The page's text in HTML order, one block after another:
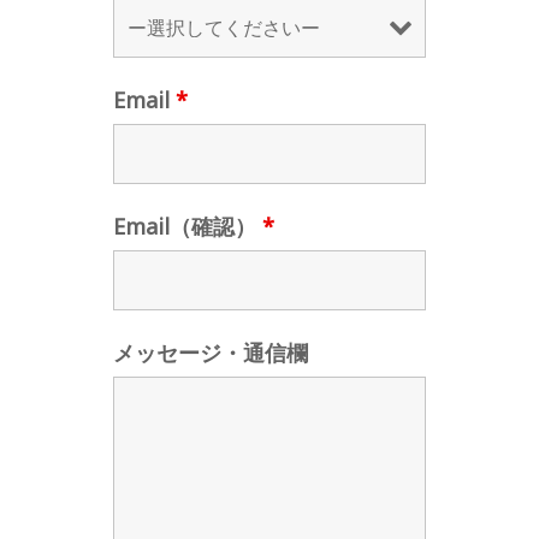
Email *
Email（確認） *
メッセージ・通信欄